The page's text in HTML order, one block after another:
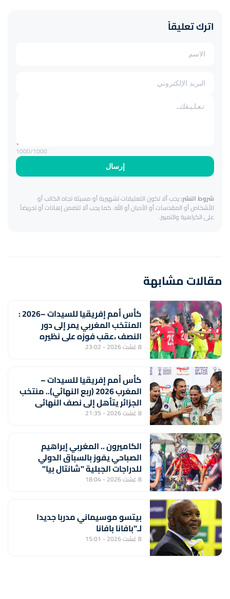
اترك تعليقاً
إرسال
1000/1000
شروط النشر:يجب ألا تكون التعليقات تشهيرية أو مسيئة تجاه الكاتب أو
الأشخاص أو المقدسات أو الأديان أو الله. كما يجب ألا تتضمن إهانات أو تحريضاً
على الكراهية والتمييز.
مقالات مشابهة
كأس أمم إفريقيا للسيدات –2026 :
المنتخب المغربي يمر إلى دور
النصف ،عقب فوزه على نظيره
8 غشت 2026 - 23:02
كأس أمم إفريقيا للسيدات –
المغرب 2026 (ربع النهائي).. منتخب
الجزائر يتأهل إلى نصف النهائي
بفوزه على نظيره الايفواري (2-1)
8 غشت 2026 - 21:35
الكاميرون .. المغربي إبراهيم
الصباحي يفوز بالسباق الدولي
للدراجات الجبلية "شانتال بيا"
8 غشت 2026 - 18:04
بيتسو موسيماني مدربا جديدا
لـ"بافانا بافانا
8 غشت 2026 - 15:01